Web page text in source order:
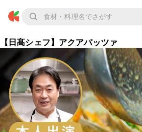
【日髙シェフ】アクアパッツァ